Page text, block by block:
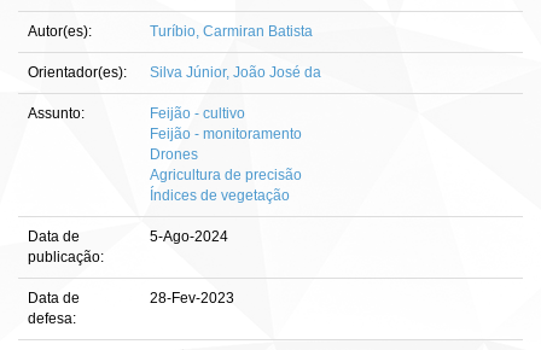
Autor(es): Turíbio, Carmiran Batista
Orientador(es): Silva Júnior, João José da
Assunto:
Feijão - cultivo
Feijão - monitoramento
Drones
Agricultura de precisão
Índices de vegetação
Data de
publicação:
5-Ago-2024
Data de
defesa:
28-Fev-2023